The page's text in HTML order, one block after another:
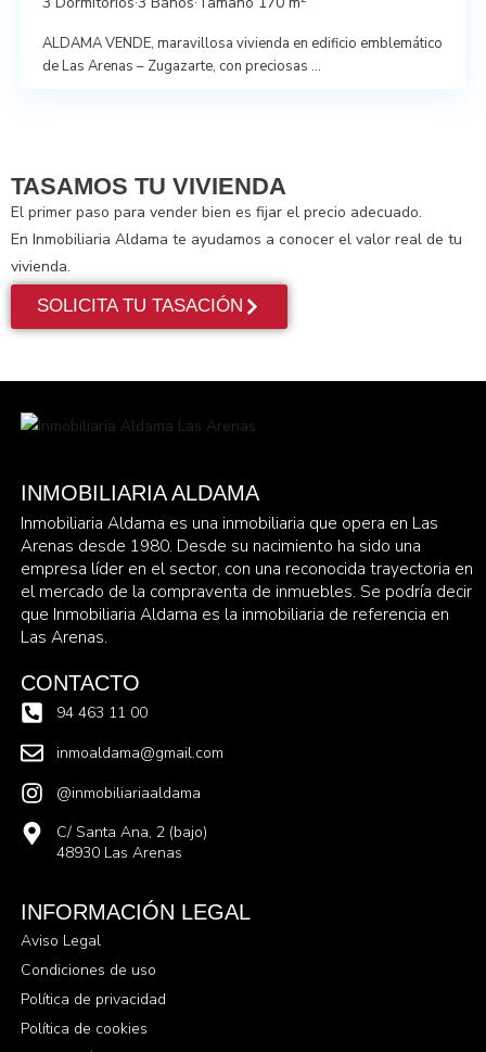
ALDAMA VENDE, maravillosa vivienda en edificio emblemático
de Las Arenas – Zugazarte, con preciosas ...
TASAMOS TU VIVIENDA
El primer paso para vender bien es fijar el precio adecuado.
En Inmobiliaria Aldama te ayudamos a conocer el valor real de tu
vivienda.
SOLICITA TU TASACIÓN
INMOBILIARIA ALDAMA
Inmobiliaria Aldama es una inmobiliaria que opera en Las
Arenas desde 1980. Desde su nacimiento ha sido una
empresa líder en el sector, con una reconocida trayectoria en
el mercado de la compraventa de inmuebles. Se podría decir
que Inmobiliaria Aldama es la inmobiliaria de referencia en
Las Arenas.
CONTACTO
94 463 11 00
inmoaldama@gmail.com
@inmobiliariaaldama
C/ Santa Ana, 2 (bajo)
48930 Las Arenas
INFORMACIÓN LEGAL
Aviso Legal
Condiciones de uso
Política de privacidad
Política de cookies